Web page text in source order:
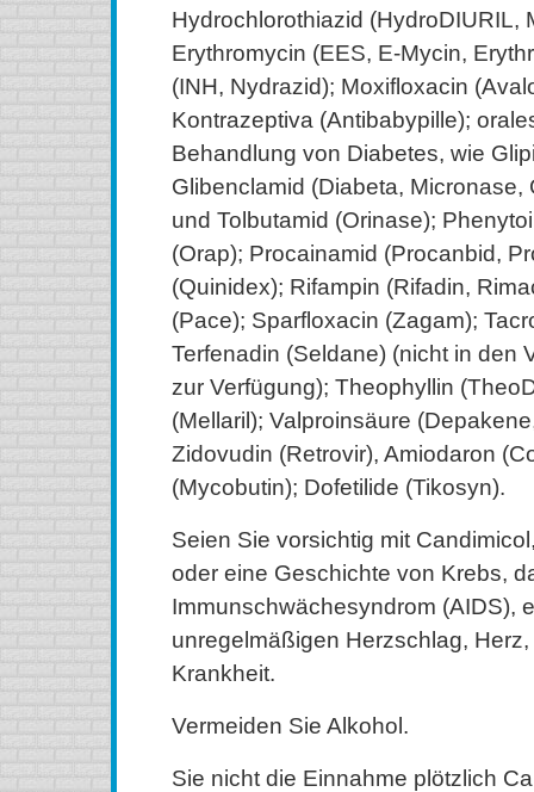
Hydrochlorothiazid (HydroDIURIL,
Erythromycin (EES, E-Mycin,
(INH, Nydrazid); Moxifloxacin
Kontrazeptiva (Antibabypille);
Behandlung von Diabetes, wie
Glibenclamid (Diabeta, Micronase,
und Tolbutamid (Orinase);
(Orap); Procainamid (Procanbid,
(Quinidex); Rifampin (Rifadin,
(Pace); Sparfloxacin (Zagam);
Terfenadin (Seldane) (nicht in den
zur Verfügung); Theophyllin
(Mellaril); Valproinsäure
Zidovudin (Retrovir), Amiodaron
(Mycobutin); Dofetilide (Tikosyn).
Seien Sie vorsichtig mit
oder eine Geschichte von Krebs,
Immunschwächesyndrom (AIDS),
unregelmäßigen Herzschlag,
Krankheit.
Vermeiden Sie Alkohol.
Sie nicht die Einnahme plötzlich